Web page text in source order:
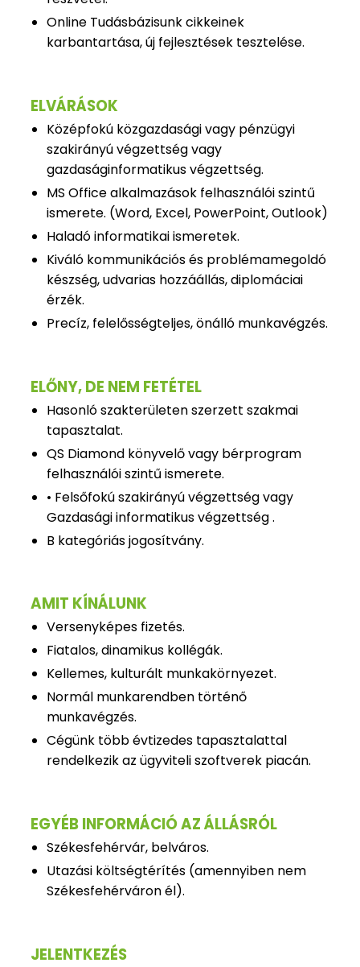
Online Tudásbázisunk cikkeinek
karbantartása, új fejlesztések tesztelése.
ELVÁRÁSOK
Középfokú közgazdasági vagy pénzügyi
szakirányú végzettség vagy
gazdaságinformatikus végzettség.
MS Office alkalmazások felhasználói szintű
ismerete. (Word, Excel, PowerPoint, Outlook)
Haladó informatikai ismeretek.
Kiváló kommunikációs és problémamegoldó
készség, udvarias hozzáállás, diplomáciai
érzék.
Precíz, felelősségteljes, önálló munkavégzés.
ELŐNY, DE NEM FETÉTEL
Hasonló szakterületen szerzett szakmai
tapasztalat.
QS Diamond könyvelő vagy bérprogram
felhasználói szintű ismerete.
• Felsőfokú szakirányú végzettség vagy
Gazdasági informatikus végzettség .
B kategóriás jogosítvány.
AMIT KÍNÁLUNK
Versenyképes fizetés.
Fiatalos, dinamikus kollégák.
Kellemes, kulturált munkakörnyezet.
Normál munkarendben történő
munkavégzés.
Cégünk több évtizedes tapasztalattal
rendelkezik az ügyviteli szoftverek piacán.
EGYÉB INFORMÁCIÓ AZ ÁLLÁSRÓL
Székesfehérvár, belváros.
Utazási költségtérítés (amennyiben nem
Székesfehérváron él).
JELENTKEZÉS